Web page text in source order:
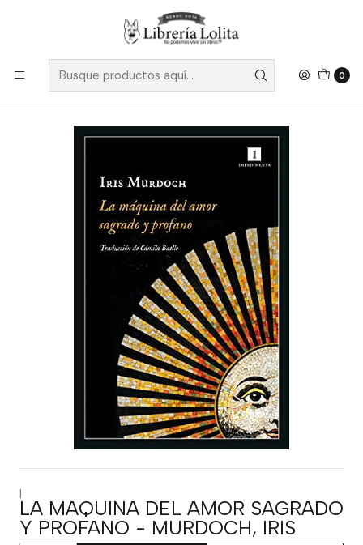
0
Despacho a todo Chile
La Maquina Del Amor Sagrado Y Profano - Murdoch, Iris
|
LA MAQUINA DEL AMOR SAGRADO
Y PROFANO - MURDOCH, IRIS